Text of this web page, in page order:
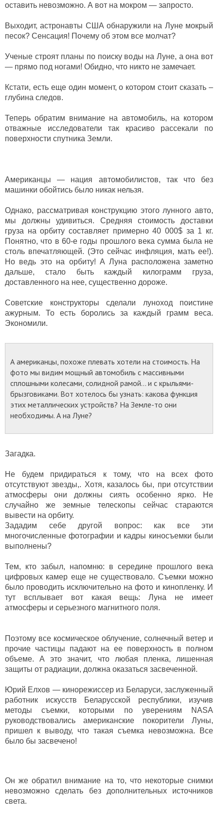
оставить невозможно. А вот на мокром — запросто.
Выходит, астронавты США обнаружили на Луне мокрый
песок? Сенсация! Почему об этом все молчат?
Ученые строят планы по поиску воды на Луне, а она вот
— прямо под ногами! Обидно, что никто не замечает.
Кстати, есть еще один момент, о котором стоит сказать –
глубина следов.
Теперь обратим внимание на автомобиль, на котором
отважные исследователи так красиво рассекали по
поверхности спутника Земли.
Американцы — нация автомобилистов, так что без
машинки обойтись было никак нельзя.
Однако, рассматривая конструкцию этого лунного авто,
мы должны удивиться. Средняя стоимость доставки
груза на орбиту составляет примерно 40 000$ за 1 кг.
Понятно, что в 60-е годы прошлого века сумма была не
столь впечатляющей. (Это сейчас инфляция, мать ее!).
Но ведь это на орбиту! А Луна расположена заметно
дальше, стало быть каждый килограмм груза,
доставленного на нее, существенно дороже.
Советские конструкторы сделали луноход поистине
ажурным. То есть боролись за каждый грамм веса.
Экономили.
А американцы, похоже плевать хотели на стоимость. На
фото мы видим мощный автомобиль с массивными
сплошными колесами, солидной рамой… и с крыльями-
брызговиками. Вот хотелось бы узнать: какова функция
этих металлических устройств? На Земле-то они
необходимы. А на Луне?
Загадка.
Не будем придираться к тому, что на всех фото
отсутствуют звезды,. Хотя, казалось бы, при отсутствии
атмосферы они должны сиять особенно ярко. Не
случайно же земные телескопы сейчас стараются
вывести на орбиту.
Зададим себе другой вопрос: как все эти
многочисленные фотографии и кадры киносъемки были
выполнены?
Тем, кто забыл, напомню: в середине прошлого века
цифровых камер еще не существовало. Съемки можно
было проводить исключительно на фото и кинопленку. И
тут всплывает вот какая вещь: Луна не имеет
атмосферы и серьезного магнитного поля.
Поэтому все космическое облучение, солнечный ветер и
прочие частицы падают на ее поверхность в полном
объеме. А это значит, что любая пленка, лишенная
защиты от радиации, должна оказаться засвеченной.
Юрий Елхов — кинорежиссер из Беларуси, заслуженный
работник искусств Беларусской республики, изучив
методы съемки, которыми по уверениям NASA
руководствовались американские покорители Луны,
пришел к выводу, что такая съемка невозможна. Все
было бы засвечено!
Он же обратил внимание на то, что некоторые снимки
невозможно сделать без дополнительных источников
света.